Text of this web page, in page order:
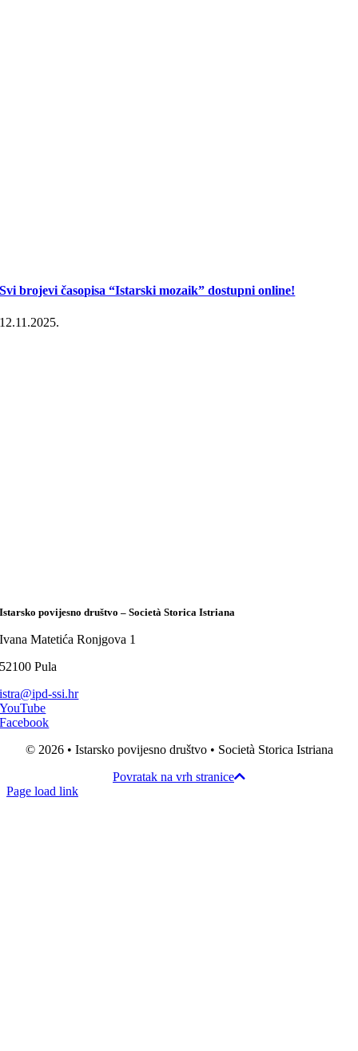
Svi brojevi časopisa “Istarski mozaik” dostupni online!
12.11.2025.
Istarsko povijesno društvo – Società Storica Istriana
Ivana Matetića Ronjgova 1
52100 Pula
istra@ipd-ssi.hr
YouTube
Facebook
© 2026 • Istarsko povijesno društvo • Società Storica Istriana
Povratak na vrh stranice
Page load link